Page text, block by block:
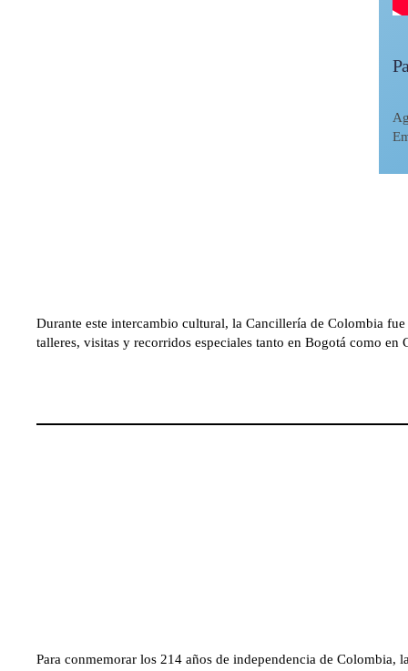
Durante este intercambio cultural, la Cancillería de Colombia
talleres, visitas y recorridos especiales tanto en Bogotá como en
Para conmemorar los 214 años de independencia de